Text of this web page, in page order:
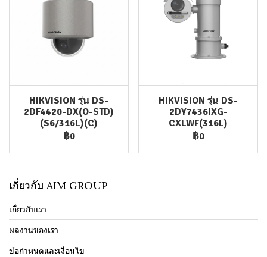
HIKVISION รุ่น DS-
2DF4420-DX(O-STD)
(S6/316L)(C)
฿0
HIKVISION รุ่น DS-
2DY7436IXG-
CXLWF(316L)
฿0
เกี่ยวกับ AIM GROUP
เกี่ยวกับเรา
ผลงานของเรา
ข้อกำหนดและเงื่อนไข